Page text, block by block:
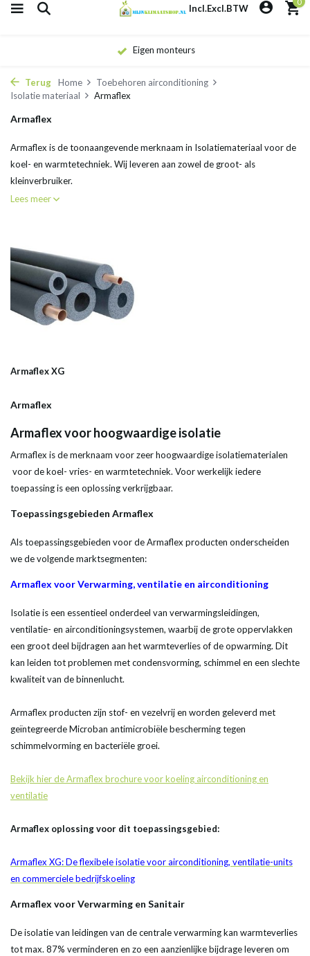
Incl.Excl.BTW
Eigen monteurs
Terug Home
Toebehoren airconditioning
Isolatie materiaal
Armaflex
Armaflex
Armaflex is de toonaangevende merknaam in Isolatiemateriaal voor de
koel- en warmtetechniek. Wij leveren aan zowel de groot- als
kleinverbruiker.
Lees meer
Armaflex XG
Armaflex
Armaflex voor hoogwaardige isolatie
Armaflex is de merknaam voor zeer hoogwaardige isolatiematerialen
voor de koel- vries- en warmtetechniek. Voor werkelijk iedere
toepassing is een oplossing verkrijgbaar.
Toepassingsgebieden Armaflex
Als toepassingsgebieden voor de Armaflex producten onderscheiden
we de volgende marktsegmenten:
Armaflex voor Verwarming, ventilatie en airconditioning
Isolatie is een essentieel onderdeel van verwarmingsleidingen,
ventilatie- en airconditioningsystemen, waarbij de grote oppervlakken
een groot deel bijdragen aan het warmteverlies of de opwarming. Dit
kan leiden tot problemen met condensvorming, schimmel en een slechte
kwaliteit van de binnenlucht.
Armaflex producten zijn stof- en vezelvrij en worden geleverd met
geïntegreerde Microban antimicrobiële bescherming tegen
schimmelvorming en bacteriële groei.
Bekijk hier de Armaflex brochure voor koeling airconditioning en
ventilatie
Armaflex oplossing voor dit toepassingsgebied:
Armaflex XG: De flexibele isolatie voor airconditioning, ventilatie-units
en commerciele bedrijfskoeling
Armaflex voor Verwarming en Sanitair
De isolatie van leidingen van de centrale verwarming kan warmteverlies
tot max. 87% verminderen en zo een aanzienlijke bijdrage leveren om